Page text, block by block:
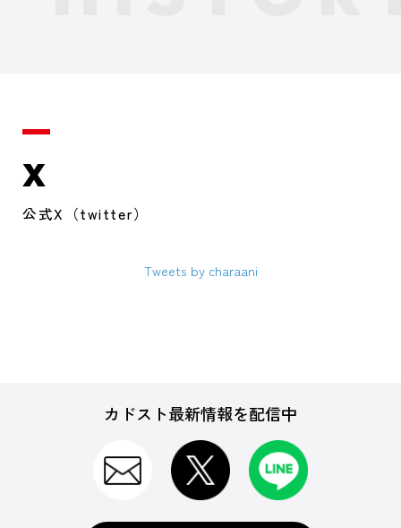
X
公式X（twitter）
Tweets by charaani
カドスト最新情報を配信中